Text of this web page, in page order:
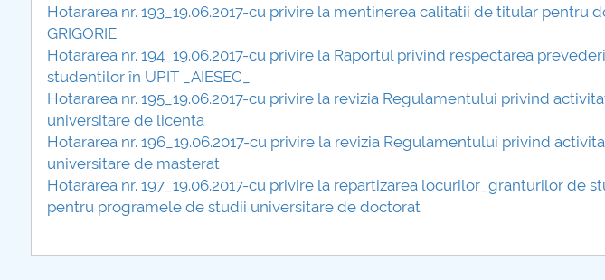
Hotararea nr. 193_19.06.2017-cu privire la mentinerea calitatii de titular pentru
GRIGORIE
Hotararea nr. 194_19.06.2017-cu privire la Raportul privind respectarea
studentilor în UPIT _AIESEC_
Hotararea nr. 195_19.06.2017-cu privire la revizia Regulamentului privind
universitare de licenta
Hotararea nr. 196_19.06.2017-cu privire la revizia Regulamentului privind
universitare de masterat
Hotararea nr. 197_19.06.2017-cu privire la repartizarea locurilor_granturilor de
pentru programele de studii universitare de doctorat